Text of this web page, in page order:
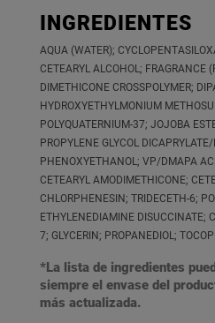
INGREDIENTES
AQUA (WATER);
CETEARYL ALCOHOL; FRAGRANCE
DIMETHICONE CROSSPOLYMER;
HYDROXYETHYLMONIUM
POLYQUATERNIUM-37; JOJOBA
PROPYLENE GLYCOL
PHENOXYETHANOL; VP/DMAPA
CETEARYL AMODIMETHICONE;
CHLORPHENESIN; TRIDECETH-6;
ETHYLENEDIAMINE DISUCCINATE;
7; GLYCERIN; PROPANEDIOL;
*La lista de ingredientes
siempre el envase del
más actualizada.